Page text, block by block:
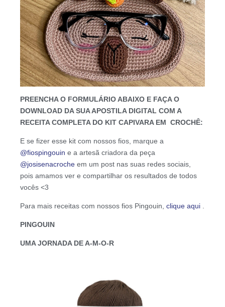
PREENCHA O FORMULÁRIO ABAIXO E FAÇA O
DOWNLOAD DA SUA APOSTILA DIGITAL COM A
RECEITA COMPLETA DO KIT CAPIVARA EM CROCHÊ:
E se fizer esse kit com nossos fios, marque a
@fiospingouin e a artesã criadora da peça
@josisenacroche em um post nas suas redes sociais,
pois amamos ver e compartilhar os resultados de todos
vocês <3
Para mais receitas com nossos fios Pingouin, clique aqui .
PINGOUIN
UMA JORNADA DE A-M-O-R